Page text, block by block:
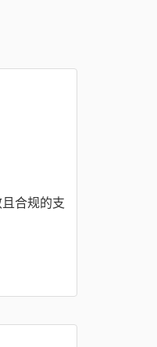
合规的支